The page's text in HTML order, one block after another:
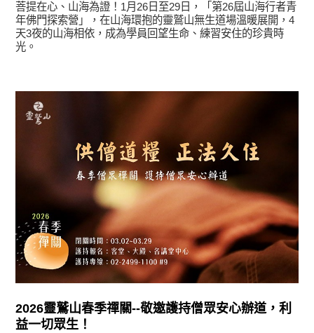
菩提在心、山海為證！1月26日至29日，「第26屆山海行者青
年佛門探索營」，在山海環抱的靈鷲山無生道場溫暖展開，4
天3夜的山海相依，成為學員回望生命、練習安住的珍貴時
光。
2026靈鷲山春季禪關--敬邀護持僧眾安心辦道，利
益一切眾生！